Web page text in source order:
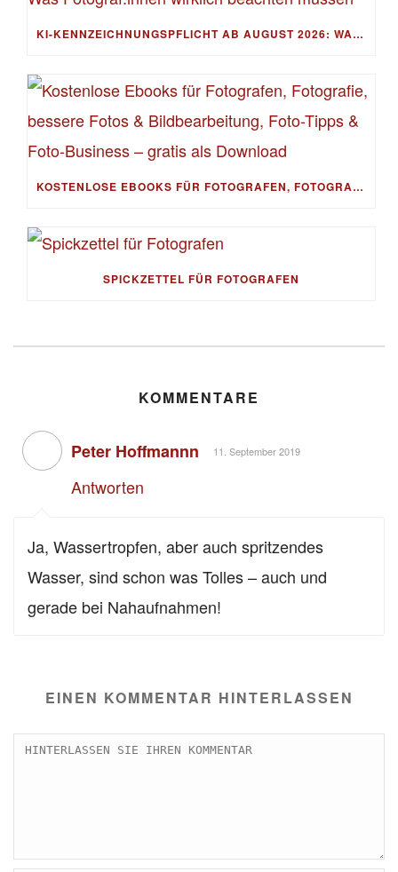
KI-KENNZEICHNUNGSPFLICHT AB AUGUST 2026: WAS FOTOGRAF:INNEN WIRKLICH BEACHTEN MÜSSEN
KOSTENLOSE EBOOKS FÜR FOTOGRAFEN, FOTOGRAFIE, BESSERE FOTOS & BILDBEARBEITUNG, FOTO-TIPPS & FOTO-BUSINESS – GRATIS ALS DOWNLOAD
SPICKZETTEL FÜR FOTOGRAFEN
KOMMENTARE
Peter Hoffmannn 11. September 2019
Antworten
Ja, Wassertropfen, aber auch spritzendes
Wasser, sind schon was Tolles – auch und
gerade bei Nahaufnahmen!
EINEN KOMMENTAR HINTERLASSEN